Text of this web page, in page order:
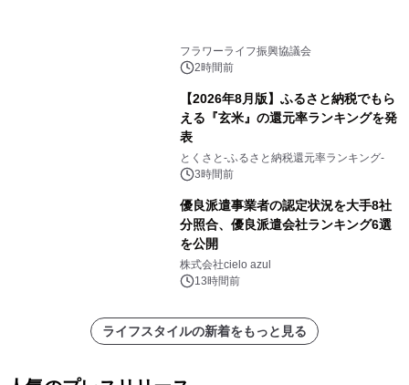
フラワーライフ振興協議会
2時間前
【2026年8月版】ふるさと納税でもら
える『玄米』の還元率ランキングを発
表
とくさと-ふるさと納税還元率ランキング-
3時間前
優良派遣事業者の認定状況を大手8社
分照合、優良派遣会社ランキング6選
を公開
株式会社cielo azul
13時間前
ライフスタイルの新着をもっと見る